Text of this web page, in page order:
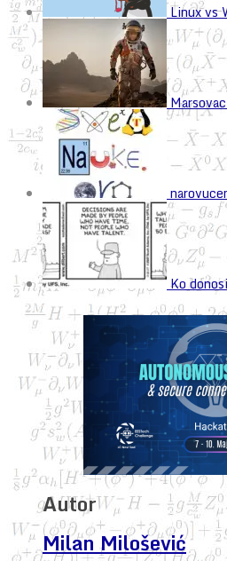
Linux vs
Ko
Autor
Milan Milošević